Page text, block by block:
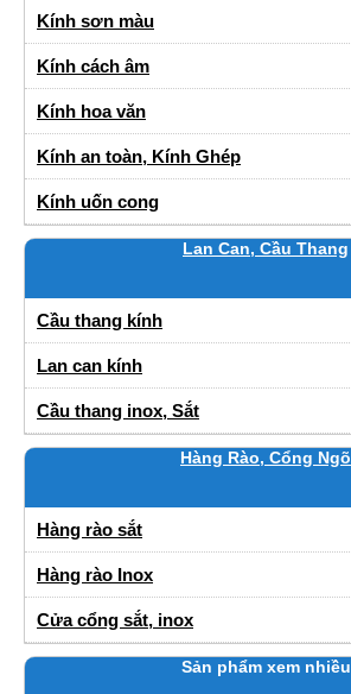
Kính sơn màu
Kính cách âm
Kính hoa văn
Kính an toàn, Kính Ghép
Kính uốn cong
Lan Can, Cầu Thang
Cầu thang kính
Lan can kính
Cầu thang inox, Sắt
Hàng Rào, Cổng Ngõ
Hàng rào sắt
Hàng rào Inox
Cửa cổng sắt, inox
Sản phẩm xem nhiều